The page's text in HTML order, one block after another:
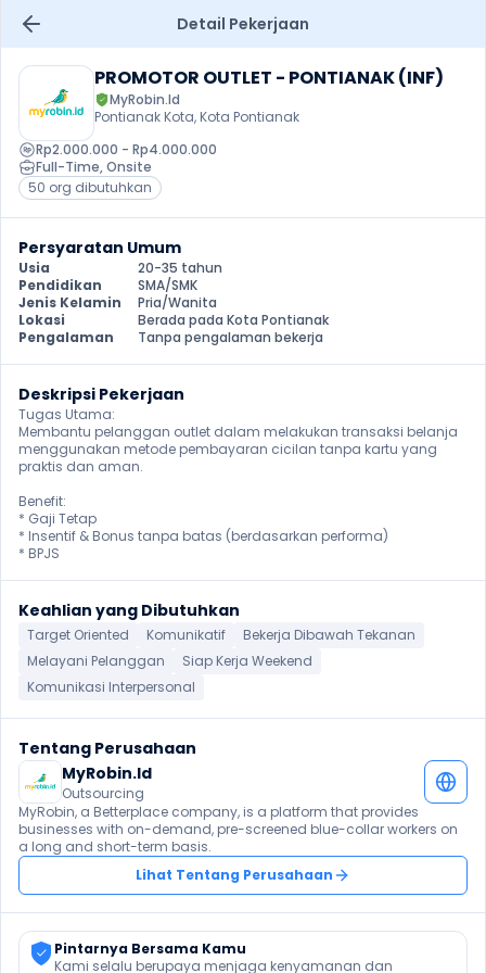
Detail Pekerjaan
PROMOTOR OUTLET - PONTIANAK (INF)
MyRobin.Id
Pontianak Kota, Kota Pontianak
Rp2.000.000 - Rp4.000.000
Full-Time, Onsite
50 org dibutuhkan
Persyaratan Umum
Usia
20-35 tahun
Pendidikan
SMA/SMK
Jenis Kelamin
Pria/Wanita
Lokasi
Berada pada Kota Pontianak
Pengalaman
Tanpa pengalaman bekerja
Deskripsi Pekerjaan
Tugas Utama:
Membantu pelanggan outlet dalam melakukan transaksi belanja
menggunakan metode pembayaran cicilan tanpa kartu yang
praktis dan aman.
Benefit:
* Gaji Tetap
* Insentif & Bonus tanpa batas (berdasarkan performa)
* BPJS
Keahlian yang Dibutuhkan
Target Oriented Komunikatif
Bekerja Dibawah Tekanan
Melayani Pelanggan
Siap Kerja Weekend
Komunikasi Interpersonal
Tentang Perusahaan
MyRobin.Id
Outsourcing
MyRobin, a Betterplace company, is a platform that provides
businesses with on-demand, pre-screened blue-collar workers on
a long and short-term basis.
Lihat Tentang Perusahaan
Pintarnya Bersama Kamu
Kami selalu berupaya menjaga kenyamanan dan